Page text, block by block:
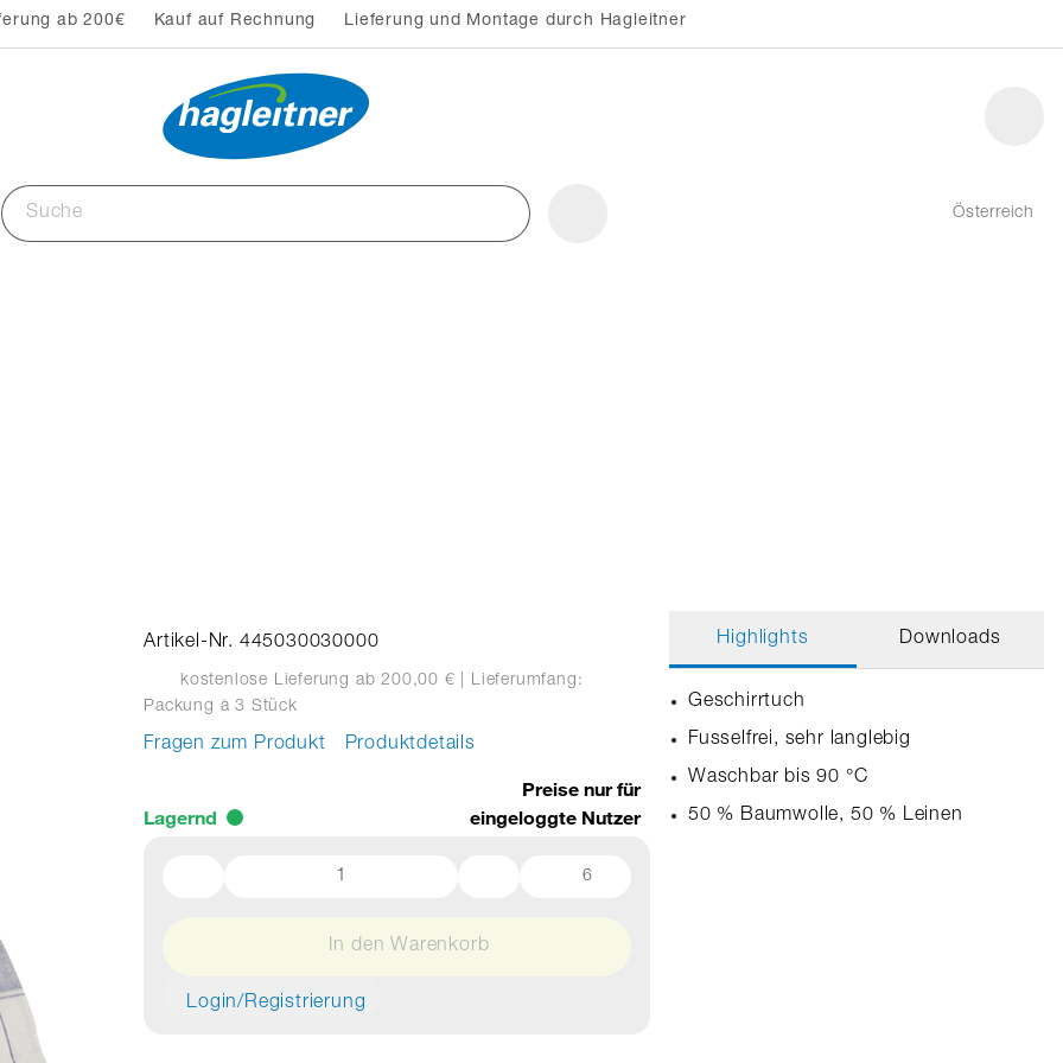
ab 200€ Kauf auf Rechnung Lieferung und Montage durch Hagleitner
Österreich
Artikel-Nr. 445030030000
kostenlose Lieferung ab 200,00 € | Lieferumfang:
Packung à 3 Stück
Fragen zum Produkt Produktdetails
Lagernd
Preise nur für
eingeloggte Nutzer
6
In den Warenkorb
Login/Registrierung
Highlights Downloads
Geschirrtuch
Fusselfrei, sehr langlebig
Waschbar bis 90 °C
50 % Baumwolle, 50 % Leinen